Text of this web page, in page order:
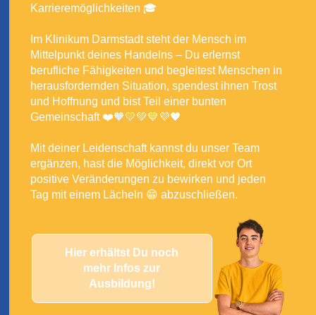
Karrieremöglichkeiten 🎓
Im Klinikum Darmstadt steht der Mensch im
Mittelpunkt deines Handelns – Du erlernst
berufliche Fähigkeiten und begleitest Menschen in
herausfordernden Situation, spendest ihnen Trost
und Hoffnung und bist Teil einer bunten
Gemeinschaft ❤️🧡💛💚💙💜🖤
Mit deiner Leidenschaft kannst du unser Team
ergänzen, hast die Möglichkeit, direkt vor Ort
positive Veränderungen zu bewirken und jeden
Tag mit einem Lächeln 😁 abzuschließen.
Hier erhältst Du noch
mehr Infos zur
Ausbildung!